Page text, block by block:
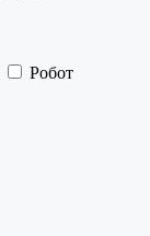
Робот